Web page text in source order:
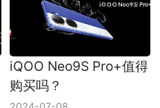
iQOO Neo9S Pro+值得
购买吗？